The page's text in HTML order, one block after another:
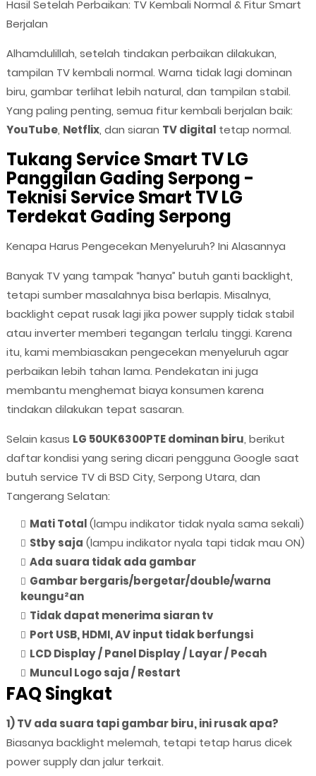
Hasil Setelah Perbaikan: TV Kembali Normal & Fitur Smart
Berjalan
Alhamdulillah, setelah tindakan perbaikan dilakukan,
tampilan TV kembali normal. Warna tidak lagi dominan
biru, gambar terlihat lebih natural, dan tampilan stabil.
Yang paling penting, semua fitur kembali berjalan baik:
YouTube, Netflix, dan siaran TV digitaltetap normal.
Tukang Service Smart TV LG
Panggilan Gading Serpong -
Teknisi Service Smart TV LG
Terdekat Gading Serpong
Kenapa Harus Pengecekan Menyeluruh? Ini Alasannya
Banyak TV yang tampak “hanya” butuh ganti backlight,
tetapi sumber masalahnya bisa berlapis. Misalnya,
backlight cepat rusak lagi jika power supply tidak stabil
atau inverter memberi tegangan terlalu tinggi. Karena
itu, kami membiasakan pengecekan menyeluruh agar
perbaikan lebih tahan lama. Pendekatan ini juga
membantu menghemat biaya konsumen karena
tindakan dilakukan tepat sasaran.
Selain kasus LG 50UK6300PTE dominan biru, berikut
daftar kondisi yang sering dicari pengguna Google saat
butuh service TV di BSD City, Serpong Utara, dan
Tangerang Selatan:
Mati Total(lampu indikator tidak nyala sama sekali)
Stby saja (lampu indikator nyala tapi tidak mau ON)
Ada suara tidak ada gambar
Gambar bergaris/bergetar/double/warna
keungu²an
Tidak dapat menerima siaran tv
Port USB, HDMI, AV input tidak berfungsi
LCD Display / Panel Display / Layar / Pecah
Muncul Logo saja / Restart
FAQ Singkat
1) TV ada suara tapi gambar biru, ini rusak apa?
Biasanya backlight melemah, tetapi tetap harus dicek
power supply dan jalur terkait.